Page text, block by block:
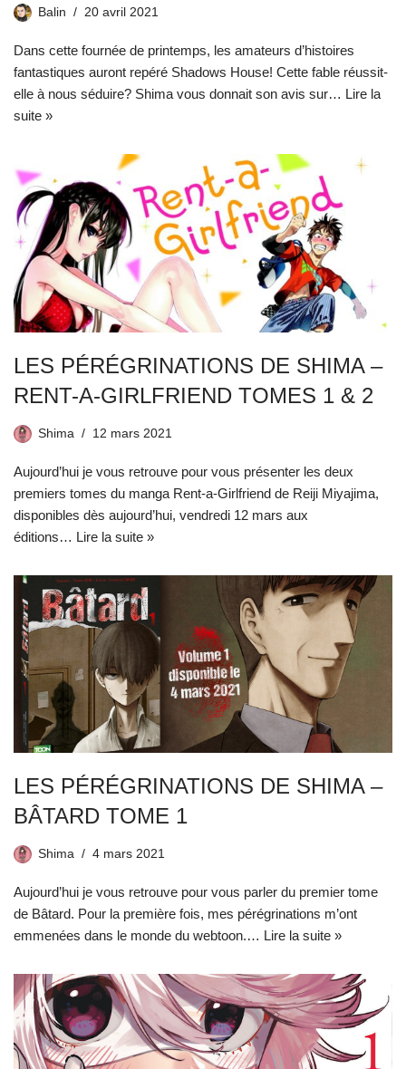
Balin 20 avril 2021
Dans cette fournée de printemps, les amateurs d’histoires
fantastiques auront repéré Shadows House! Cette fable réussit-
elle à nous séduire? Shima vous donnait son avis sur… Lire la
suite »
LES PÉRÉGRINATIONS DE SHIMA –
RENT-A-GIRLFRIEND TOMES 1 & 2
Shima 12 mars 2021
Aujourd’hui je vous retrouve pour vous présenter les deux
premiers tomes du manga Rent-a-Girlfriend de Reiji Miyajima,
disponibles dès aujourd’hui, vendredi 12 mars aux
éditions… Lire la suite »
LES PÉRÉGRINATIONS DE SHIMA –
BÂTARD TOME 1
Shima 4 mars 2021
Aujourd’hui je vous retrouve pour vous parler du premier tome
de Bâtard. Pour la première fois, mes pérégrinations m’ont
emmenées dans le monde du webtoon.… Lire la suite »